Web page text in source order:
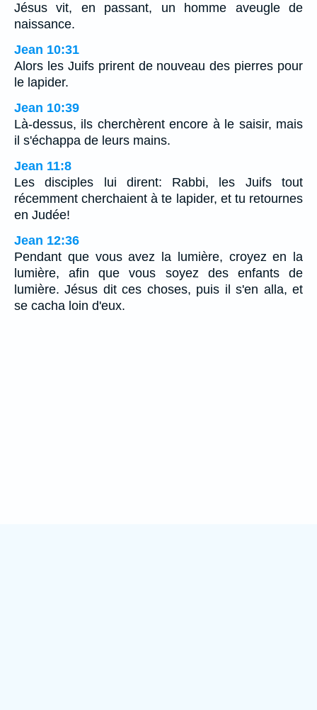
Jésus vit, en passant, un homme aveugle de
naissance.
Jean 10:31
Alors les Juifs prirent de nouveau des pierres pour
le lapider.
Jean 10:39
Là-dessus, ils cherchèrent encore à le saisir, mais
il s'échappa de leurs mains.
Jean 11:8
Les disciples lui dirent: Rabbi, les Juifs tout
récemment cherchaient à te lapider, et tu retournes
en Judée!
Jean 12:36
Pendant que vous avez la lumière, croyez en la
lumière, afin que vous soyez des enfants de
lumière. Jésus dit ces choses, puis il s'en alla, et
se cacha loin d'eux.